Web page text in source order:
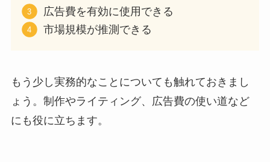
広告費を有効に使用できる
市場規模が推測できる
もう少し実務的なことについても触れておきまし
ょう。制作やライティング、広告費の使い道など
にも役に立ちます。